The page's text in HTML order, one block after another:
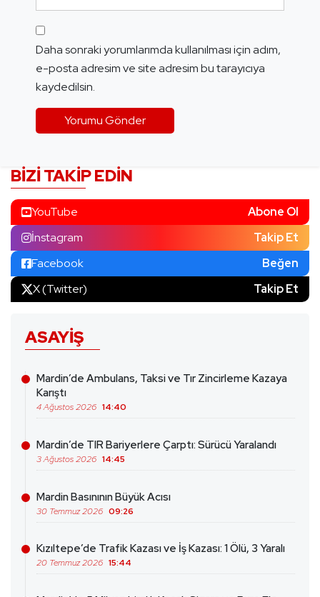
Daha sonraki yorumlarımda kullanılması için adım,
e-posta adresim ve site adresim bu tarayıcıya
kaydedilsin.
BIZI TAKIP EDIN
YouTube
Abone Ol
İnstagram
Takip Et
Facebook
Beğen
X (Twitter)
Takip Et
ASAYIŞ
Mardin’de Ambulans, Taksi ve Tır Zincirleme Kazaya
Karıştı
4 Ağustos 2026 14:40
Mardin’de TIR Bariyerlere Çarptı: Sürücü Yaralandı
3 Ağustos 2026 14:45
Mardin Basınının Büyük Acısı
30 Temmuz 2026 09:26
Kızıltepe’de Trafik Kazası ve İş Kazası: 1 Ölü, 3 Yaralı
20 Temmuz 2026 15:44